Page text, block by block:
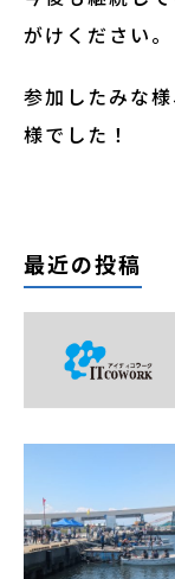
がけください。
参加したみな
様でした！
最近の投稿